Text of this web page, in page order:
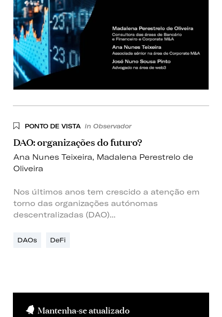
PONTO DE VISTA in Observador
DAO: organizações do futuro?
Ana Nunes Teixeira, Madalena Perestrelo de
Oliveira
Nos últimos anos tem crescido a atenção em
torno das organizações autónomas
descentralizadas (DAO)...
DAOs DeFi
Mantenha-se atualizado